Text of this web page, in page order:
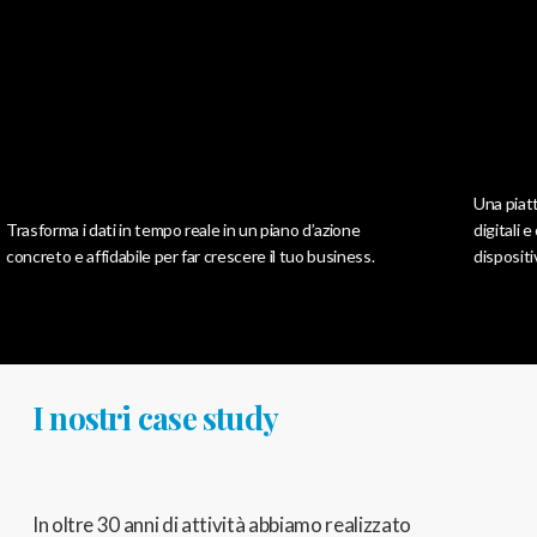
i dati in tempo reale in un piano d’azione
e affidabile per far crescere il tuo business.
Una piattaforma
digitali e
dispositivi dei
I nostri case study
In oltre 30 anni di attività abbiamo realizzato